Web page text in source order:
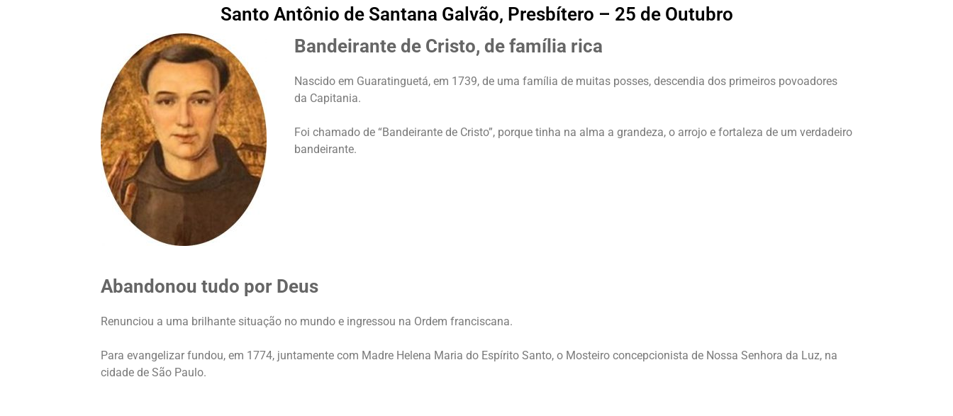
Santo Antônio de Santana Galvão, Presbítero – 25 de Outubro
Bandeirante de Cristo, de família rica
Nascido em Guaratinguetá, em 1739, de uma família de muitas posses, descendia dos primeiros povoadores
da Capitania.
Foi chamado de “Bandeirante de Cristo”, porque tinha na alma a grandeza, o arrojo e fortaleza de um verdadeiro
bandeirante.
Abandonou tudo por Deus
Renunciou a uma brilhante situação no mundo e ingressou na Ordem franciscana.
Para evangelizar fundou, em 1774, juntamente com Madre Helena Maria do Espírito Santo, o Mosteiro concepcionista de Nossa Senhora da Luz, na
cidade de São Paulo.